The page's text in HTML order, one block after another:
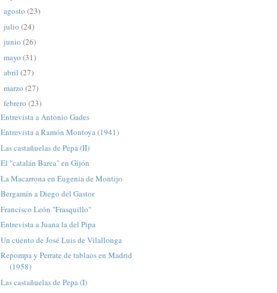
agosto (23)
julio (24)
junio (26)
mayo (31)
abril (27)
marzo (27)
febrero (23)
Entrevista a Antonio Gades
Entrevista a Ramón Montoya (1941)
Las castañuelas de Pepa (II)
El "catalán Barea" en Gijón
La Macarrona en Eugenia de Montijo
Bergamín a Diego del Gastor
Francisco León "Frasquillo"
Entrevista a Juana la del Pipa
Un cuento de José Luis de Vilallonga
Repompa y Perrate de tablaos en Madrid
(1958)
Las castañuelas de Pepa (I)